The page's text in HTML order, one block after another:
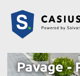
Pavage -